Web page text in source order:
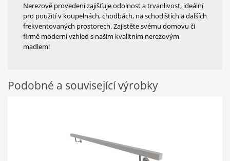
Nerezové provedení zajišťuje odolnost a trvanlivost, ideální
pro použití v koupelnách, chodbách, na schodištích a dalších
frekventovaných prostorech. Zajistěte svému domovu či
firmě moderní vzhled s naším kvalitním nerezovým
madlem!
Podobné a související výrobky